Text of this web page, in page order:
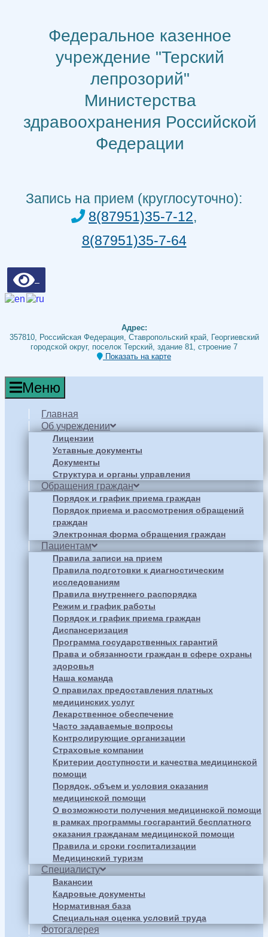
содержимомуФедеральное казенное
учреждение "Терский
лепрозорий"
Министерства
здравоохранения Российской
Федерации
Запись на прием (круглосуточно):
8(87951)35-7-12,
8(87951)35-7-64
Адрес:
357810, Российская Федерация, Ставропольский край, Георгиевский
городской округ, поселок Терский, здание 81, строение 7
Показать на карте
Меню
Главная
Об учреждении
Лицензии
Уставные документы
Документы
Структура и органы управления
Обращения граждан
Порядок и график приема граждан
Порядок приема и рассмотрения обращений
граждан
Электронная форма обращения граждан
Пациентам
Правила записи на прием
Правила подготовки к диагностическим
исследованиям
Правила внутреннего распорядка
Режим и график работы
Порядок и график приема граждан
Диспансеризация
Программа государственных гарантий
Права и обязанности граждан в сфере охраны
здоровья
Наша команда
О правилах предоставления платных
медицинских услуг
Лекарственное обеспечение
Часто задаваемые вопросы
Контролирующие организации
Страховые компании
Критерии доступности и качества медицинской
помощи
Порядок, объем и условия оказания
медицинской помощи
О возможности получения медицинской помощи
в рамках программы госгарантий бесплатного
оказания гражданам медицинской помощи
Правила и сроки госпитализации
Медицинский туризм
Специалисту
Вакансии
Кадровые документы
Нормативная база
Специальная оценка условий труда
Фотогалерея